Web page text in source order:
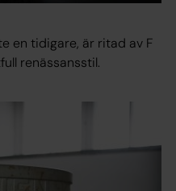
en tidigare, är ritad av F
renässansstil.